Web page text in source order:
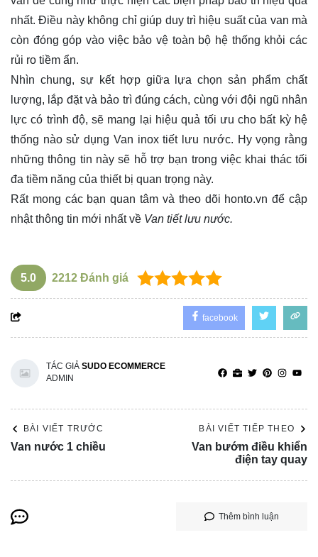
nhất. Điều này không chỉ giúp duy trì hiệu suất của van mà
còn đóng góp vào việc bảo vệ toàn bộ hệ thống khỏi các
rủi ro tiềm ẩn.
Nhìn chung, sự kết hợp giữa lựa chọn sản phẩm chất
lượng, lắp đặt và bảo trì đúng cách, cùng với đội ngũ nhân
lực có trình độ, sẽ mang lại hiệu quả tối ưu cho bất kỳ hệ
thống nào sử dụng Van inox tiết lưu nước. Hy vọng rằng
những thông tin này sẽ hỗ trợ bạn trong việc khai thác tối
đa tiềm năng của thiết bị quan trọng này.
Rất mong các bạn quan tâm và theo dõi honto.vn để cập
nhật thông tin mới nhất về Van tiết lưu nước.
5.0 2212 Đánh giá
facebook
TÁC GIẢ SUDO ECOMMERCE
ADMIN
BÀI VIẾT TRƯỚC
Van nước 1 chiều
BÀI VIẾT TIẾP THEO
Van bướm điều khiển
điện tay quay
Thêm bình luận